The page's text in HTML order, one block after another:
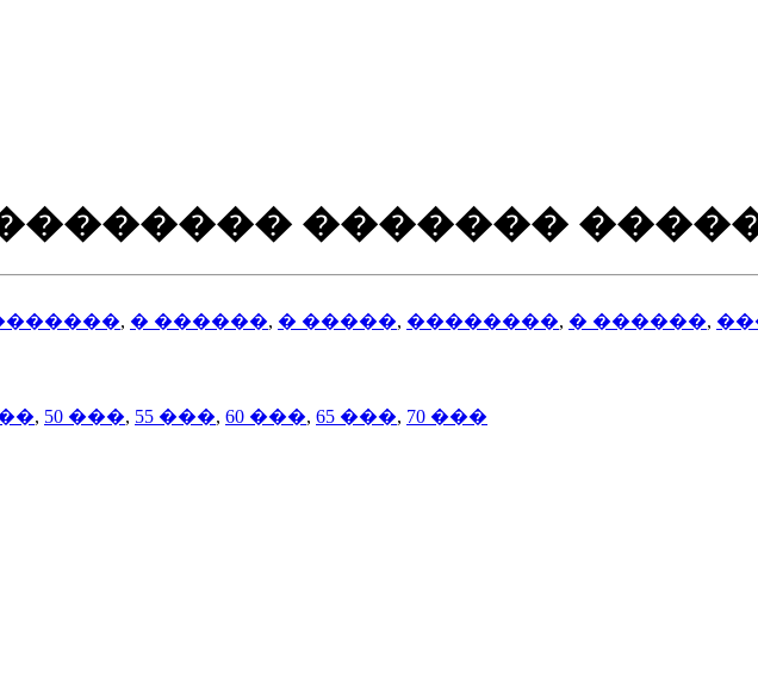
�������
, � ������, � �����, ��������, � ������,
, 50 ���, 55 ���, 60 ���, 65 ���, 70 ���